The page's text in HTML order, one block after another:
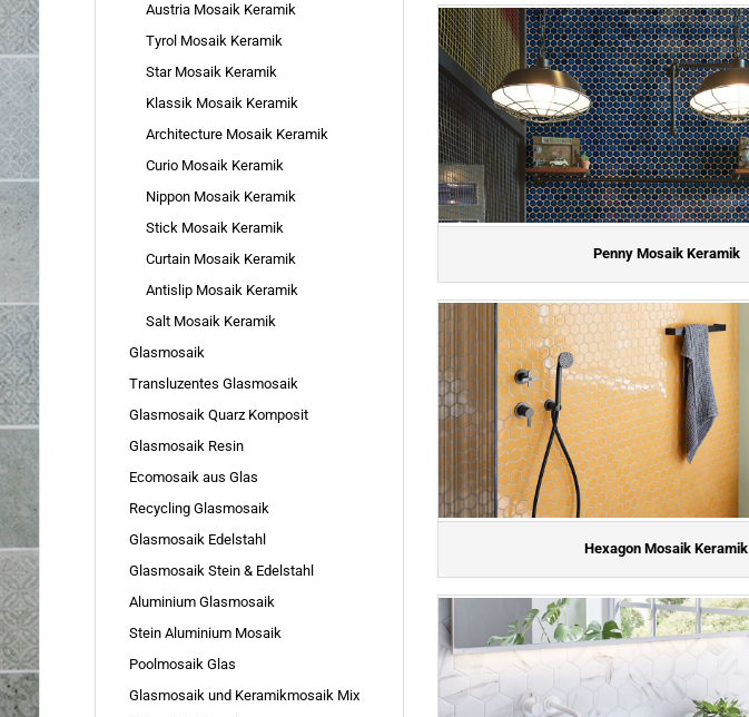
Penny Mosaik Keramik
Hexagon Mosaik Keramik
Austria Mosaik Keramik
Tyrol Mosaik Keramik
Star Mosaik Keramik
Klassik Mosaik Keramik
Architecture Mosaik Keramik
Curio Mosaik Keramik
Nippon Mosaik Keramik
Stick Mosaik Keramik
Curtain Mosaik Keramik
Antislip Mosaik Keramik
Salt Mosaik Keramik
Glasmosaik
Transluzentes Glasmosaik
Glasmosaik Quarz Komposit
Glasmosaik Resin
Ecomosaik aus Glas
Recycling Glasmosaik
Glasmosaik Edelstahl
Glasmosaik Stein & Edelstahl
Aluminium Glasmosaik
Stein Aluminium Mosaik
Poolmosaik Glas
Glasmosaik und Keramikmosaik Mix